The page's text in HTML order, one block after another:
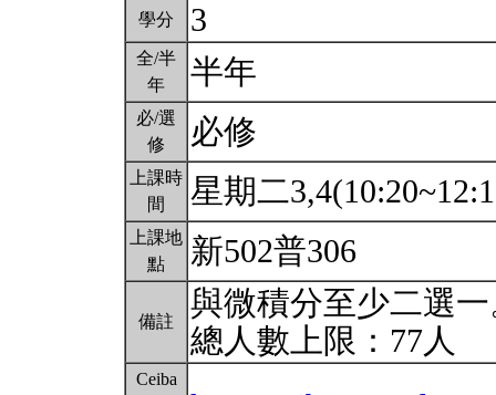
學分 3
全/半
年
半年
必/選
修
必修
上課時
間
星期二
上課地
點
新502普306
備註
與微積分至少二選
總人數上限：77人
Ceiba